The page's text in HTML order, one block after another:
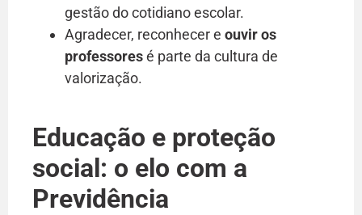
gestão do cotidiano escolar.
Agradecer, reconhecer e ouvir os
professoresé parte da cultura de
valorização.
Educação e proteção
social: o elo com a
Previdência